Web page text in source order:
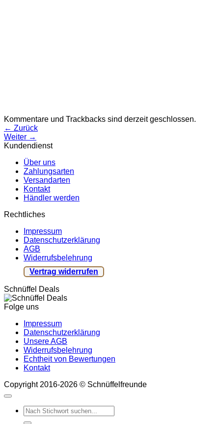
Kommentare und Trackbacks sind derzeit geschlossen.
← Zurück
Weiter →
Kundendienst
Über uns
Zahlungsarten
Versandarten
Kontakt
Händler werden
Rechtliches
Impressum
Datenschutzerklärung
AGB
Widerrufsbelehrung
Vertrag widerrufen
Schnüffel Deals
Folge uns
Impressum
Datenschutzerklärung
Unsere AGB
Widerrufsbelehrung
Echtheit von Bewertungen
Kontakt
Copyright 2016-2026 © Schnüffelfreunde
Suchen
nach: